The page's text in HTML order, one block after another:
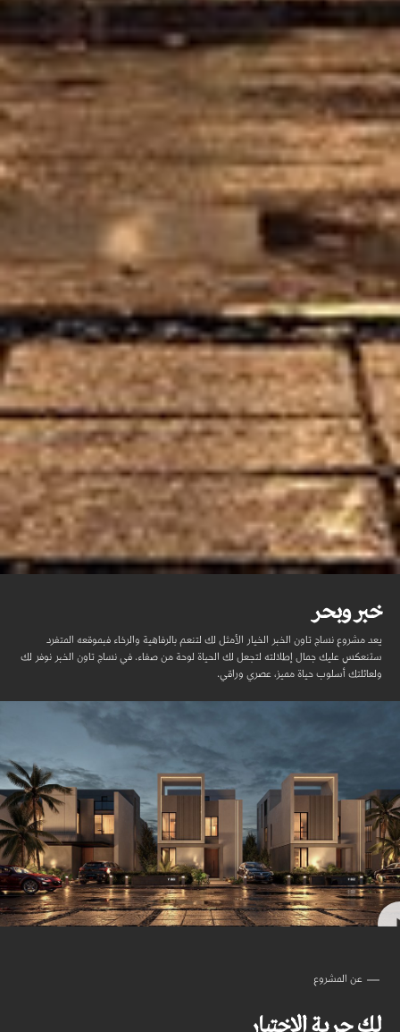
خبر وبحر
يعد مشروع نساج تاون الخبر الخيار الأمثل لك لتنعم بالرفاهية والرخاء فبموقعه المتفرد
ستنعكس عليك جمال إطلالته لتجعل لك الحياة لوحة من صفاء. في نساج تاون الخبر نوفر لك
ولعائلتك أسلوب حياة مميز، عصري وراقي.
عن المشروع